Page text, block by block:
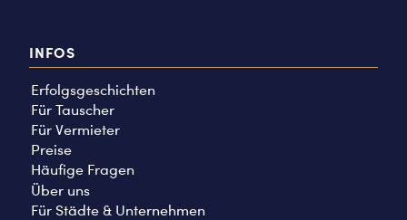
INFOS
Erfolgsgeschichten
Für Tauscher
Für Vermieter
Preise
Häufige Fragen
Über uns
Für Städte & Unternehmen